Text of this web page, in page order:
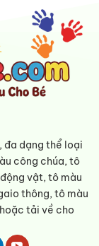
đa dạng thể loại
công chúa, tô
vật, tô màu
thông, tô màu
tải về cho